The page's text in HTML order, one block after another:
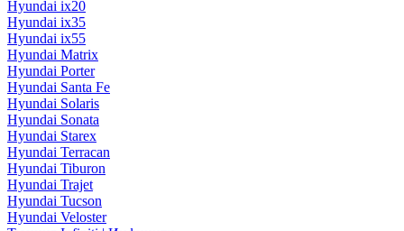
Hyundai ix20
Hyundai ix35
Hyundai ix55
Hyundai Matrix
Hyundai Porter
Hyundai Santa Fe
Hyundai Solaris
Hyundai Sonata
Hyundai Starex
Hyundai Terracan
Hyundai Tiburon
Hyundai Trajet
Hyundai Tucson
Hyundai Veloster